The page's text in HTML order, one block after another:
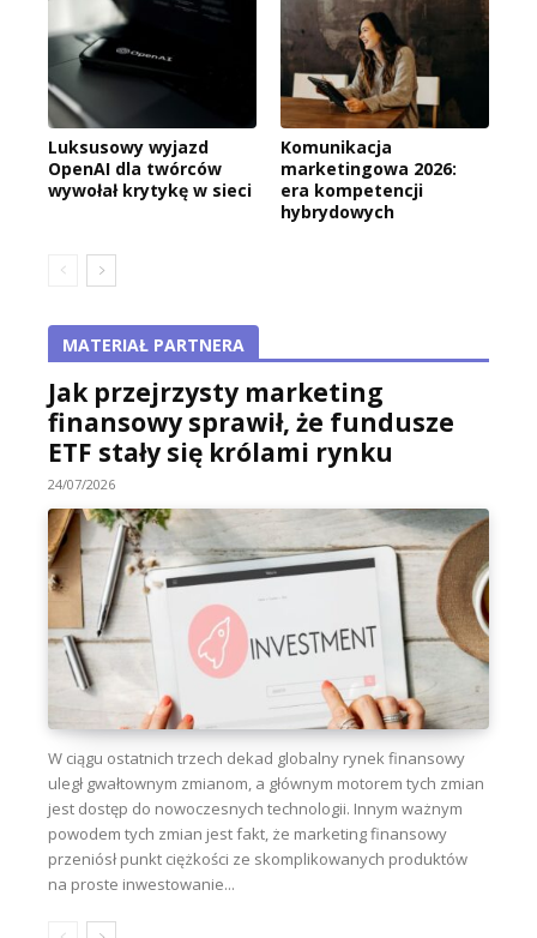
Luksusowy wyjazd
OpenAI dla twórców
wywołał krytykę w sieci
Komunikacja
marketingowa 2026:
era kompetencji
hybrydowych
MATERIAŁ PARTNERA
Jak przejrzysty marketing
finansowy sprawił, że fundusze
ETF stały się królami rynku
24/07/2026
W ciągu ostatnich trzech dekad globalny rynek finansowy
uległ gwałtownym zmianom, a głównym motorem tych zmian
jest dostęp do nowoczesnych technologii. Innym ważnym
powodem tych zmian jest fakt, że marketing finansowy
przeniósł punkt ciężkości ze skomplikowanych produktów
na proste inwestowanie...